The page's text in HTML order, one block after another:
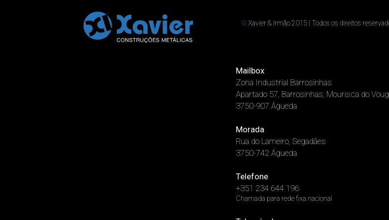
© Xavier & Irmão 2015 | Todos os direitos
Mailbox
Zona Industrial Barrosinhas
Apartado 57, Barrosinhas, Mourisca do
3750-907 Águeda
Morada
Rua do Lameiro, Segadães
3750-742 Águeda
Telefone
+351 234 644 196
Chamada para rede fixa nacional